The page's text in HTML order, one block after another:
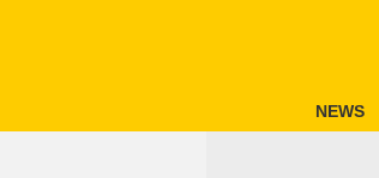
NEWS